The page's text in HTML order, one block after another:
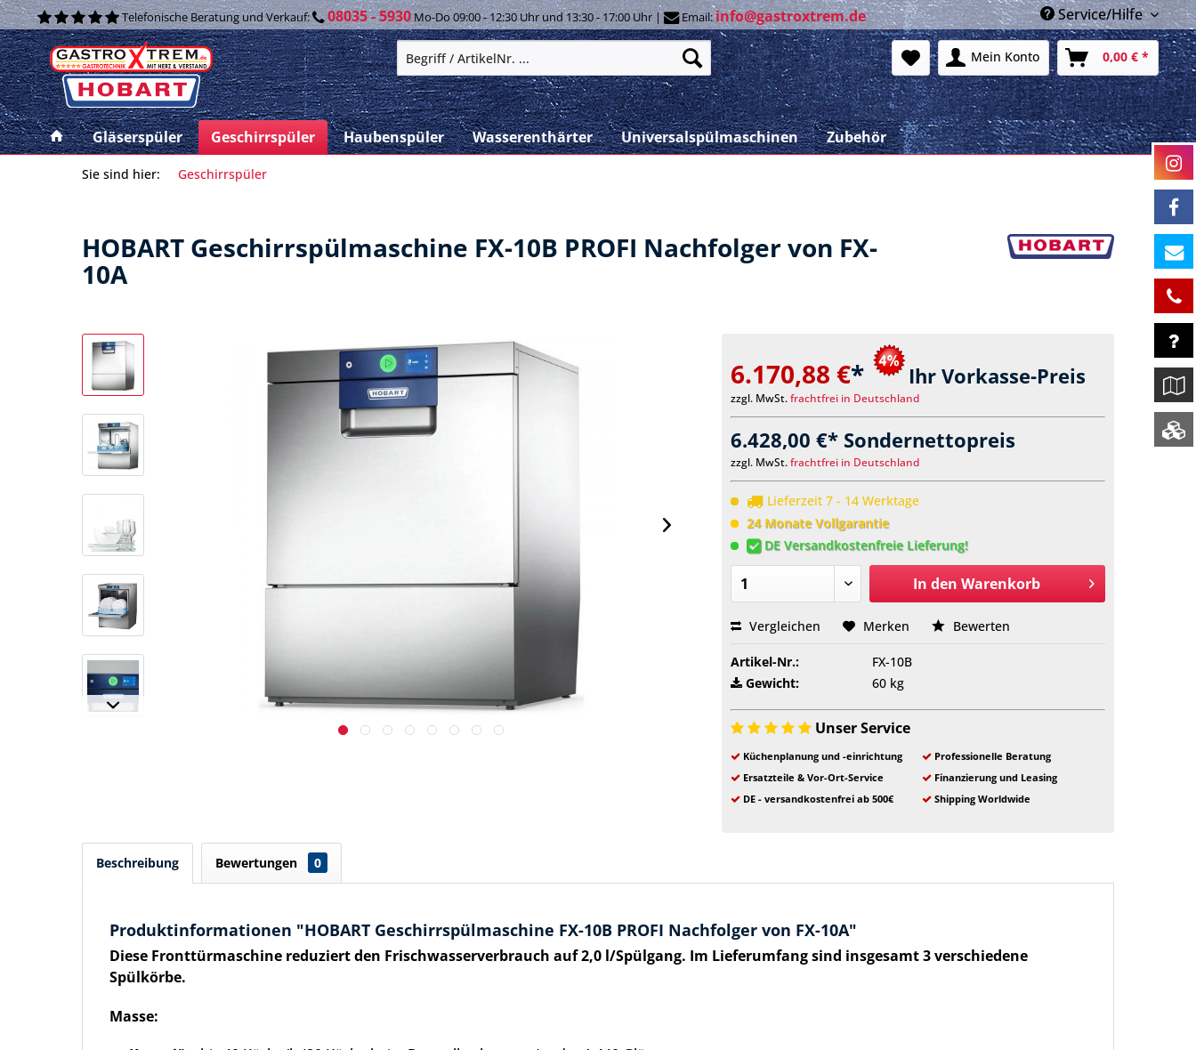
Telefonische Beratung und Verkauf: 08035 - 5930Mo-Do 09:00 - 12:30 Uhr und 13:30 - 17:00 Uhr | Email:info@gastroxtrem.de Service/Hilfe
Mein Konto 0,00 € *
Gläserspüler Geschirrspüler Haubenspüler Wasserenthärter Universalspülmaschinen Zubehör
Sie sind hier: Geschirrspüler
HOBART Geschirrspülmaschine FX-10B PROFI Nachfolger von FX-
10A
6.170,88 €* Ihr Vorkasse-Preis
zzgl. MwSt.frachtfrei in Deutschland
6.428,00 €* Sondernettopreis
zzgl. MwSt.frachtfrei in Deutschland
Lieferzeit 7 - 14 Werktage
24 Monate Vollgarantie
DE Versandkostenfreie Lieferung!
In den Warenkorb
Vergleichen Merken Bewerten
Artikel-Nr.:
FX-10B
Gewicht:
60 kg
Unser Service
Küchenplanung und -einrichtung
Professionelle Beratung
Ersatzteile & Vor-Ort-Service
Finanzierung und Leasing
DE - versandkostenfrei ab 500€
Shipping Worldwide
Beschreibung Bewertungen 0
Produktinformationen "HOBART Geschirrspülmaschine FX-10B PROFI Nachfolger von FX-10A"
Diese Fronttürmaschine reduziert den Frischwasserverbrauch auf 2,0 l/Spülgang. Im Lieferumfang sind insgesamt 3 verschiedene
Spülkörbe.
Masse: